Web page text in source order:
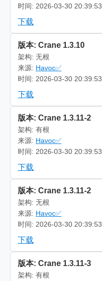
时间: 2026-03-30 20:39:53
下载
版本: Crane 1.3.10
架构: 无根
来源: Havoc✅
时间: 2026-03-30 20:39:53
下载
版本: Crane 1.3.11-2
架构: 有根
来源: Havoc✅
时间: 2026-03-30 20:39:53
下载
版本: Crane 1.3.11-2
架构: 无根
来源: Havoc✅
时间: 2026-03-30 20:39:53
下载
版本: Crane 1.3.11-3
架构: 有根